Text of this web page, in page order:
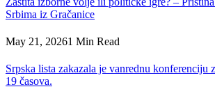
Srbima iz Gračanice
May 21, 20261 Min Read
Srpska lista zakazala je vanrednu konferenciju
19 časova.